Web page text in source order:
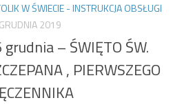
W ŚWIECIE - INSTRUKCJA OBSŁUGI
2019
grudnia – ŚWIĘTO ŚW.
, PIERWSZEGO